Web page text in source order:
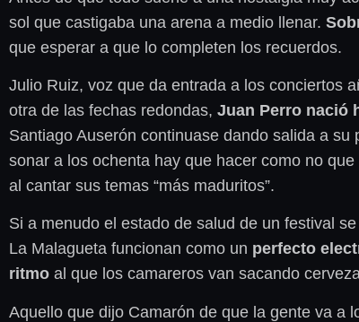
sol que castigaba una arena a medio llenar.
que esperar a que lo completen los recuerdos.
Julio Ruiz, voz que da entrada a los conciertos
otra de las fechas redondas, Juan Perro nació
Santiago Auserón continuase dando salida a su
sonar a los ochenta hay que hacer como no
al cantar sus temas “más maduritos”.
Si a menudo el estado de salud de un festival
La Malagueta funcionan como un perfecto
ritmo al que los camareros van sacando
Aquello que dijo Camarón de que la gente va a